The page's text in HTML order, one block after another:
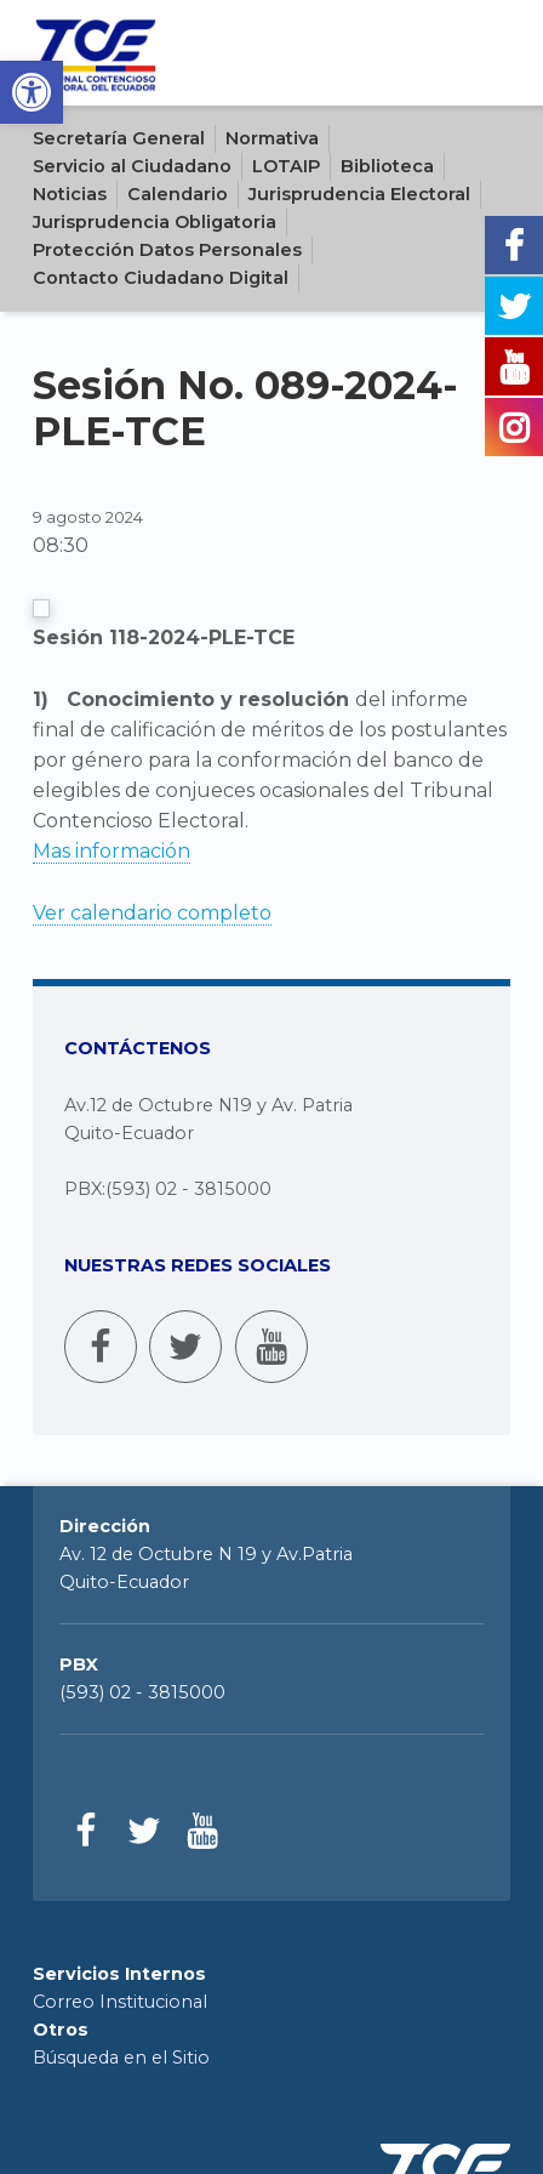
Open toolbar
Sitio oficial del Tribunal Contencioso Electoral del Ecuador
Secretaría General
Normativa
Servicio al Ciudadano
LOTAIP
Biblioteca
Noticias
Calendario
Jurisprudencia Electoral
Jurisprudencia Obligatoria
Protección Datos Personales
Contacto Ciudadano Digital
Sesión No. 089-2024-
PLE-TCE
9 agosto 2024
08:30
Sesión 118-2024-PLE-TCE
Conocimiento y resolución del informe
final de calificación de méritos de los postulantes
por género para la conformación del banco de
elegibles de conjueces ocasionales del Tribunal
Contencioso Electoral.
Mas información
Ver calendario completo
CONTÁCTENOS
Av.12 de Octubre N19 y Av. Patria
Quito-Ecuador
PBX:(593) 02 - 3815000
NUESTRAS REDES SOCIALES
Dirección
Av. 12 de Octubre N 19 y Av.Patria
Quito-Ecuador
PBX
(593) 02 - 3815000
Servicios Internos
Correo Institucional
Otros
Búsqueda en el Sitio